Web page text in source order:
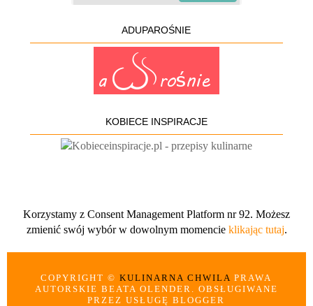
ADUPAROŚNIE
KOBIECE INSPIRACJE
Korzystamy z Consent Management Platform nr 92. Możesz
zmienić swój wybór w dowolnym momencie klikając tutaj.
COPYRIGHT ©KULINARNA CHWILAPRAWA
AUTORSKIE BEATA OLENDER. OBSŁUGIWANE
PRZEZ USŁUGĘ BLOGGER